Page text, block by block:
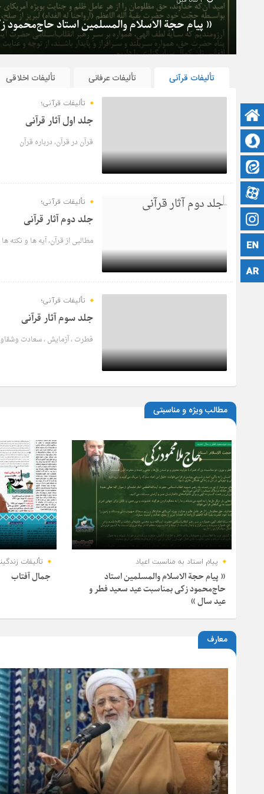
آپارات
پشتو
« پیام حجة الاسلام والمسلمین استاد
تألیفات قرآنی تألیفات عرفانی تألیفات اخلاقی
تألیفات قرآنی؛
جلد اول آثار قرآنی
قرآن در قرآن، درباره قرآن
تألیفات قرآنی؛
جلد دوم آثار قرآنی
مطالبی از قرآن، آیه ها و نکته ها
6 سال قبل
تألیفات قرآنی؛
جلد سوم آثار قرآنی
فطرت ، آزمایش ، سعادت
مطالب ویژه و مناسبتی
23 مارس 2026
پیام استاد به مناسبت اعیاد
« پیام حجة الاسلام والمسلمین استاد
حاج‌محمود زکی بمناسبت عید سعید فطر و
عید سال »
27 دسامبر 2021
تألیفات
جمال آفتاب
معارف